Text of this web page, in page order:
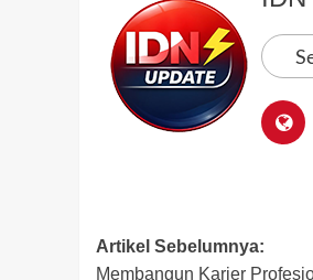
Post
Artikel Sebelumnya:
Membangun Karier